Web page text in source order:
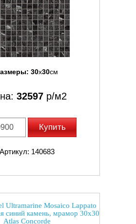
30x30см
32597р/м2
Купить
Артикул: 140683
Ultramarine Mosaico Lappato
синий камень, мрамор 30x30
Atlas Concorde